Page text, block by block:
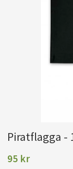
Piratflagga -
95 kr